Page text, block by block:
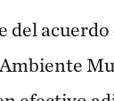
del